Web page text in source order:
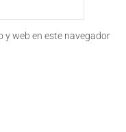
y web en este navegador